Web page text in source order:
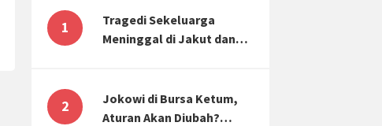
1
Tragedi Sekeluarga
Meninggal di Jakut dan
Mental-Finansial
2
Jokowi di Bursa Ketum,
Aturan Akan Diubah?